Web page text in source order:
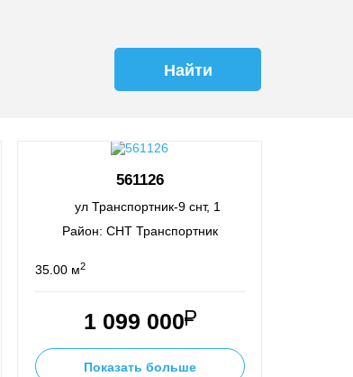
561126
ул Транспортник-9 снт, 1
Район: СНТ Транспортник
35.00 м2
1 099 000
Показать больше